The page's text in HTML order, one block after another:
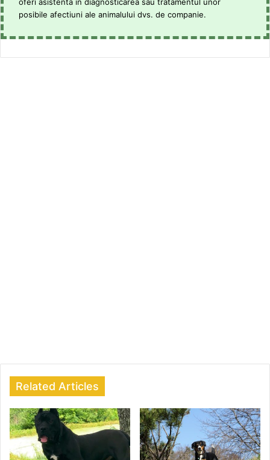
posibile afectiuni ale animalului dvs. de companie.
Related Articles